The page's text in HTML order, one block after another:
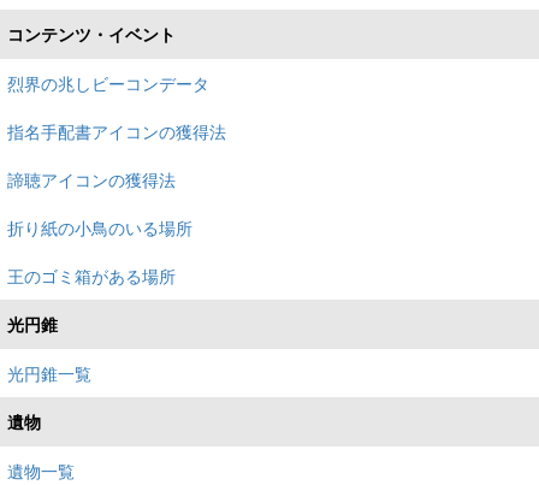
コンテンツ・イベント
烈界の兆しビーコンデータ
指名手配書アイコンの獲得法
諦聴アイコンの獲得法
折り紙の小鳥のいる場所
王のゴミ箱がある場所
光円錐
光円錐一覧
遺物
遺物一覧